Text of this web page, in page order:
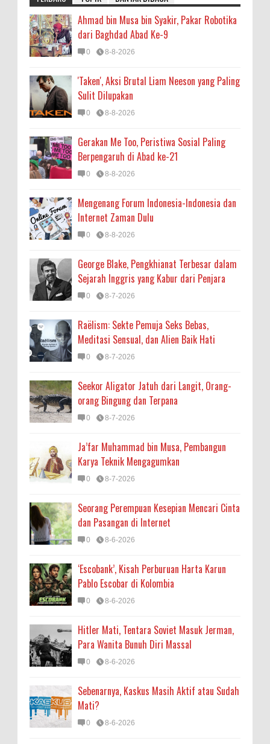
Ahmad bin Musa bin Syakir, Pakar Robotika
dari Baghdad Abad Ke-9
0 8-8-2026
'Taken', Aksi Brutal Liam Neeson yang Paling
Sulit Dilupakan
0 8-8-2026
Gerakan Me Too, Peristiwa Sosial Paling
Berpengaruh di Abad ke-21
0 8-8-2026
Mengenang Forum Indonesia-Indonesia dan
Internet Zaman Dulu
0 8-8-2026
George Blake, Pengkhianat Terbesar dalam
Sejarah Inggris yang Kabur dari Penjara
0 8-7-2026
Raëlism: Sekte Pemuja Seks Bebas,
Meditasi Sensual, dan Alien Baik Hati
0 8-7-2026
Seekor Aligator Jatuh dari Langit, Orang-
orang Bingung dan Terpana
0 8-7-2026
Ja’far Muhammad bin Musa, Pembangun
Karya Teknik Mengagumkan
0 8-7-2026
Seorang Perempuan Kesepian Mencari Cinta
dan Pasangan di Internet
0 8-6-2026
‘Escobank’, Kisah Perburuan Harta Karun
Pablo Escobar di Kolombia
0 8-6-2026
Hitler Mati, Tentara Soviet Masuk Jerman,
Para Wanita Bunuh Diri Massal
0 8-6-2026
Sebenarnya, Kaskus Masih Aktif atau Sudah
Mati?
0 8-6-2026